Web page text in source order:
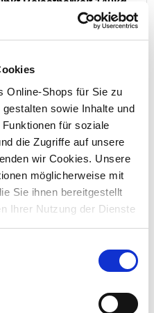
Online-Shops für Sie zu
sowie Inhalte und
für soziale
die Zugriffe auf unsere
wir Cookies. Unsere
möglicherweise mit
Sie ihnen bereitgestellt
Ihrer Nutzung der Dienste
Belastbarkeit 140kg
Menge